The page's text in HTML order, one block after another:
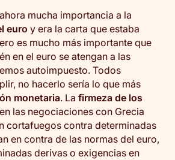
mucha importancia a la
euro y era la carta que estaba
es mucho más importante que
en el euro se atengan a las
autoimpuesto. Todos
no hacerlo sería lo que más
monetaria. La firmeza de los
en las negociaciones con Grecia
cortafuegos contra determinadas
en contra de las normas del euro,
derivas o exigencias en